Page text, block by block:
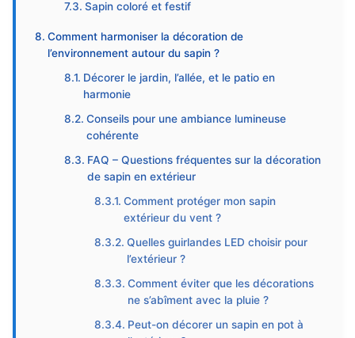
Sapin coloré et festif
Comment harmoniser la décoration de
l’environnement autour du sapin ?
Décorer le jardin, l’allée, et le patio en
harmonie
Conseils pour une ambiance lumineuse
cohérente
FAQ – Questions fréquentes sur la décoration
de sapin en extérieur
Comment protéger mon sapin
extérieur du vent ?
Quelles guirlandes LED choisir pour
l’extérieur ?
Comment éviter que les décorations
ne s’abîment avec la pluie ?
Peut-on décorer un sapin en pot à